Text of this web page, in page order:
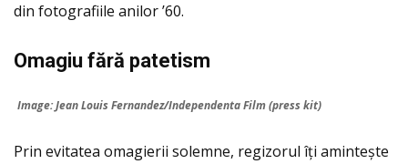
din fotografiile anilor ’60.
Omagiu fără patetism
Image: Jean Louis Fernandez/Independenta Film (press kit)
Prin evitatea omagierii solemne, regizorul îţi amintește